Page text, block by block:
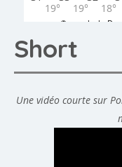
Short
Une vidéo courte sur